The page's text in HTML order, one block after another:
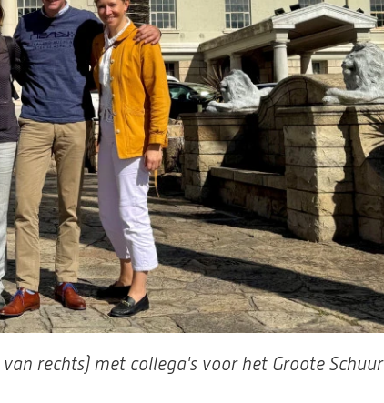
rechts) met collega's voor het Groote Schuur